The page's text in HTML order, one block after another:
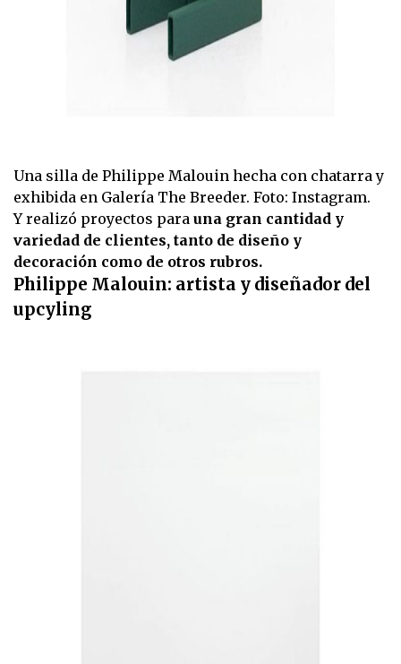
Una silla de Philippe Malouin hecha con chatarra y
exhibida en Galería The Breeder. Foto: Instagram.
Y realizó proyectos para una gran cantidad y
variedad de clientes, tanto de diseño y
decoración como de otros rubros.
Philippe Malouin: artista y diseñador del
upcyling